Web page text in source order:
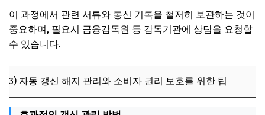
이 과정에서 관련 서류와 통신 기록을 철저히 보관하는 것이
중요하며, 필요시 금융감독원 등 감독기관에 상담을 요청할
수 있습니다.
3) 자동 갱신 해지 관리와 소비자 권리 보호를 위한 팁